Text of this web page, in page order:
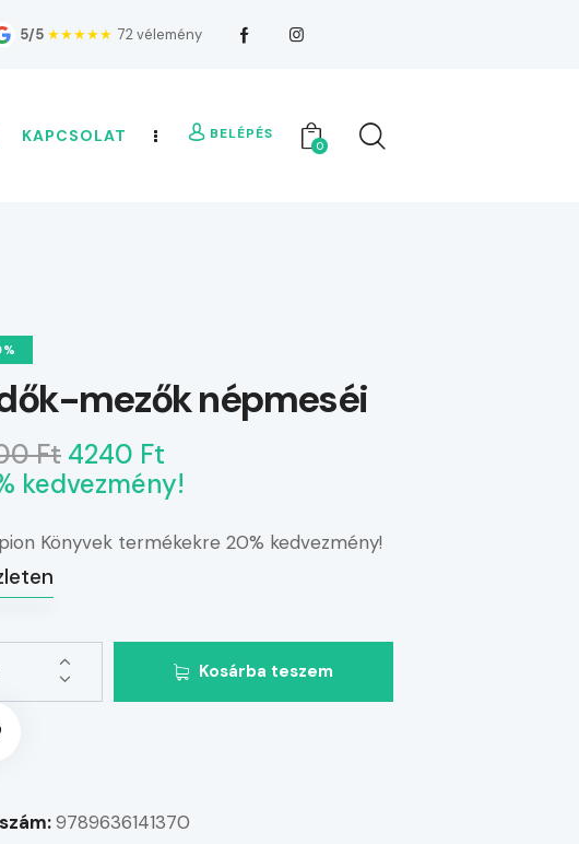
5/5 ★★★★★ 72 vélemény
KAPCSOLAT BELÉPÉS
0
mezők népmeséi
Ft 4240 Ft
kedvezmény!
Könyvek termékekre 20% kedvezmény!
Kosárba teszem
9789636141370